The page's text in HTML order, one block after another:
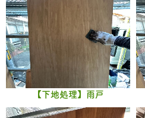
【下地処理】雨戸